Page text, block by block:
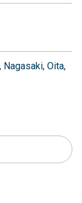
Nagasaki Oita